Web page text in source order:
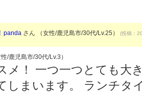
panda さん （女性/鹿児島市/30代/Lv.25） (投稿：
/鹿児島市/30代/Lv.3）
メ！ 一つ一つとても大
しまいます。 ランチタ